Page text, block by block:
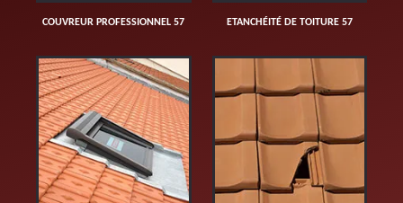
COUVREUR PROFESSIONNEL 57 ETANCHÉITÉ DE TOITURE 57